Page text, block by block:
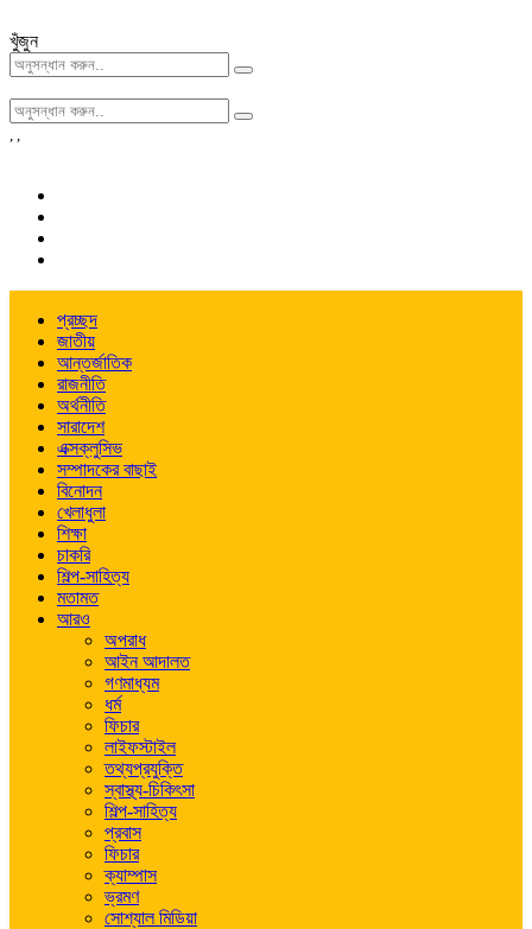
খুঁজুন
, ,
প্রচ্ছদ
জাতীয়
আন্তর্জাতিক
রাজনীতি
অর্থনীতি
সারাদেশ
এক্সক্লুসিভ
সম্পাদকের বাছাই
বিনোদন
খেলাধুলা
শিক্ষা
চাকরি
শিল্প-সাহিত্য
মতামত
আরও
অপরাধ
আইন আদালত
গণমাধ্যম
ধর্ম
ফিচার
লাইফস্টাইল
তথ্যপ্রযুক্তি
স্বাস্থ্য-চিকিৎসা
শিল্প-সাহিত্য
প্রবাস
ফিচার
ক্যাম্পাস
ভ্রমণ
সোশ্যাল মিডিয়া